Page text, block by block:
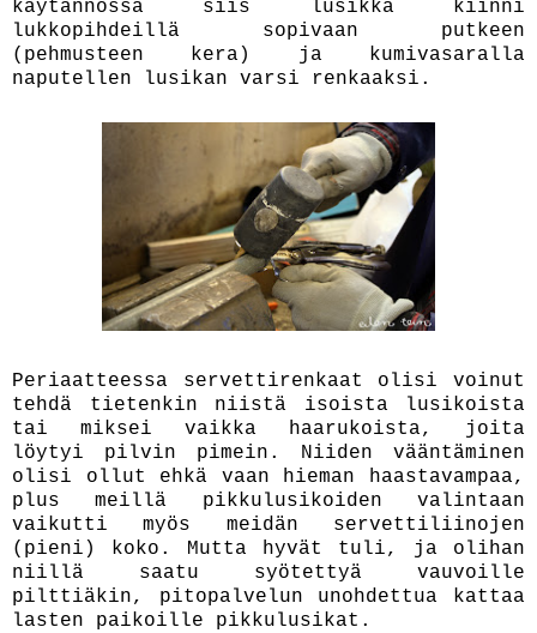
käytännössä siis lusikka kiinni
lukkopihdeillä sopivaan putkeen
(pehmusteen kera) ja kumivasaralla
naputellen lusikan varsi renkaaksi.
Periaatteessa servettirenkaat olisi voinut
tehdä tietenkin niistä isoista lusikoista
tai miksei vaikka haarukoista, joita
löytyi pilvin pimein. Niiden vääntäminen
olisi ollut ehkä vaan hieman haastavampaa,
plus meillä pikkulusikoiden valintaan
vaikutti myös meidän servettiliinojen
(pieni) koko. Mutta hyvät tuli, ja olihan
niillä saatu syötettyä vauvoille
pilttiäkin, pitopalvelun unohdettua kattaa
lasten paikoille pikkulusikat.